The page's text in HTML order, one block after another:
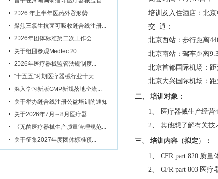
2026 年上半年医药外贸形势...
聚焦三氯生抗菌可吸收缝合线注册...
2026年团体标准第二次工作会...
关于组团参观Medtec 20...
2026年医疗器械监管法规制度...
“十五五”时期医疗器械行业十大...
深入学习新版GMP新规落地全流...
关于举办缝合线注册公益培训的通知
关于2026年7月～8月医疗器...
《无菌医疗器械生产质量管理规范...
关于征集2027年度团体标准预...
培训及入住酒店：北
交 通：
北京西站：步行距离
北京南站：驾车距离
北京首都国际机场：距
北京大兴国际机场：距
二、 培训对象：
1、 医疗器械生产经
2、 其他想了解有关技
三、 培训内容（拟定）：
1、 CFR part 820 质量
2、 CFR part 803 医疗